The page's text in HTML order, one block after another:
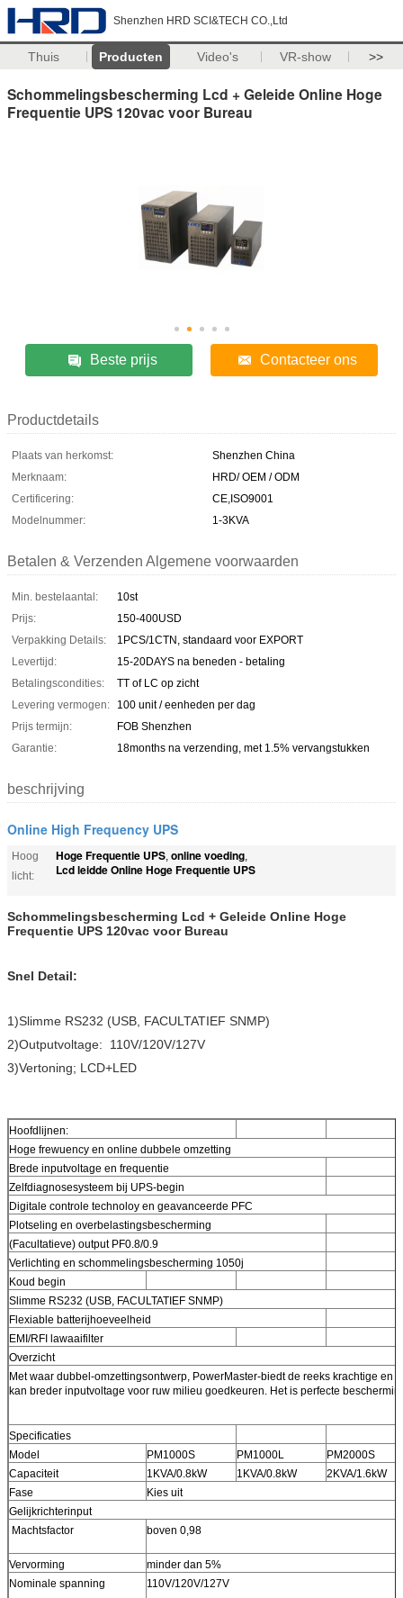
Shenzhen HRD SCI&TECH CO.,Ltd
Thuis Producten Video's VR-show >>
Schommelingsbescherming Lcd + Geleide Online Hoge
Frequentie UPS 120vac voor Bureau
Beste prijs Contacteer ons
Productdetails
Plaats van herkomst:
Shenzhen China
Merknaam:
HRD/ OEM / ODM
Certificering:
CE,ISO9001
Modelnummer:
1-3KVA
Betalen & Verzenden Algemene voorwaarden
Min. bestelaantal:
10st
Prijs:
150-400USD
Verpakking Details:
1PCS/1CTN, standaard voor EXPORT
Levertijd:
15-20DAYS na beneden - betaling
Betalingscondities:
TT of LC op zicht
Levering vermogen:
100 unit / eenheden per dag
Prijs termijn:
FOB Shenzhen
Garantie:
18months na verzending, met 1.5% vervangstukken
beschrijving
Online High Frequency UPS
Hoog
licht:
Hoge Frequentie UPS, online voeding,
Lcd leidde Online Hoge Frequentie UPS
Schommelingsbescherming Lcd + Geleide Online Hoge
Frequentie UPS 120vac voor Bureau
Snel Detail:
1)Slimme RS232 (USB, FACULTATIEF SNMP)
2)Outputvoltage: 110V/120V/127V
3)Vertoning; LCD+LED
Hoofdlijnen:
Hoge frewuency en online dubbele omzetting
Brede inputvoltage en frequentie
Zelfdiagnosesysteem bij UPS-begin
Digitale controle technoloy en geavanceerde PFC
Plotseling en overbelastingsbescherming
(Facultatieve) output PF0.8/0.9
Verlichting en schommelingsbescherming 1050j
Koud begin
Slimme RS232 (USB, FACULTATIEF SNMP)
Flexiable batterijhoeveelheid
EMI/RFI lawaaifilter
Overzicht
Met waar dubbel-omzettingsontwerp, PowerMaster-biedt de reeks krachtige
kan breder inputvoltage voor ruw milieu goedkeuren. Het is perfecte
Specificaties
Model
PM1000S PM1000L
PM2000S
Capaciteit
1KVA/0.8kW 1KVA/0.8kW
2KVA/1.6kW
Fase
Kies uit
Gelijkrichterinput
Machtsfactor
boven 0,98
Vervorming
minder dan 5%
Nominale spanning
110V/120V/127V